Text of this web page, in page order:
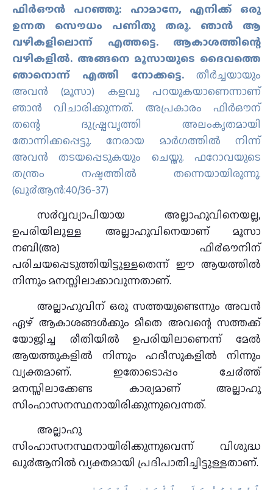
ഫിര്‍ഔന്‍ പറഞ്ഞു: ഹാമാനേ, എനിക്ക് ഒരു
ഉന്നത സൌധം പണിതു തരൂ. ഞാന്‍ ആ
വഴികളിലൊന്ന് എത്തട്ടെ. ആകാശത്തിന്റെ
വഴികളില്‍. അങ്ങനെ മൂസായുടെ ദൈവത്തെ
ഞാനൊന്ന് എത്തി നോക്കട്ടെ. തീര്‍ച്ചയായും
അവന്‍ (മൂസാ) കളവു പറയുകയാണെന്നാണ്
ഞാന്‍ വിചാരിക്കുന്നത്‌. അപ്രകാരം ഫിര്‍ഔന്
തന്റെ ദുഷ്പ്രവൃത്തി അലംകൃതമായി
തോന്നിക്കപ്പെട്ടു. നേരായ മാര്‍ഗത്തില്‍ നിന്ന്
അവന്‍ തടയപ്പെടുകയും ചെയ്തു. ഫറോവയുടെ
തന്ത്രം നഷ്ടത്തില്‍ തന്നെയായിരുന്നു.
(ഖു൪ആന്‍:40/36-37)
സ൪വ്വവ്യാപിയായ അല്ലാഹുവിനെയല്ല,
ഉപരിയിലുള്ള അല്ലാഹുവിനെയാണ് മൂസാ
നബി(അ) ഫി൪ഔനിന്
പരിചയപ്പെടുത്തിയിട്ടുള്ളതെന്ന് ഈ ആയത്തില്‍
നിന്നും മനസ്സിലാക്കാവുന്നതാണ്‌.
അല്ലാഹുവിന് ഒരു സത്തയുണ്ടെന്നും അവന്‍
ഏഴ് ആകാശങ്ങള്‍ക്കും മീതെ അവന്റെ സത്തക്ക്
യോജിച്ച രീതിയില്‍ ഉപരിയിലാണെന്ന് മേല്‍
ആയത്തുകളില്‍ നിന്നും ഹദീസുകളില്‍ നിന്നും
വ്യക്തമാണ്. ഇതോടൊപ്പം ചേ൪ത്ത്
മനസ്സിലാക്കേണ്ട കാര്യമാണ് അല്ലാഹു
സിംഹാസനസ്ഥനായിരിക്കുന്നുവെന്നത്.
അല്ലാഹു
സിംഹാസനസ്ഥനായിരിക്കുന്നുവെന്ന് വിശുദ്ധ
ഖു൪ആനില്‍ വ്യക്തമായി പ്രദിപാതിച്ചിട്ടുള്ളതാണ്.